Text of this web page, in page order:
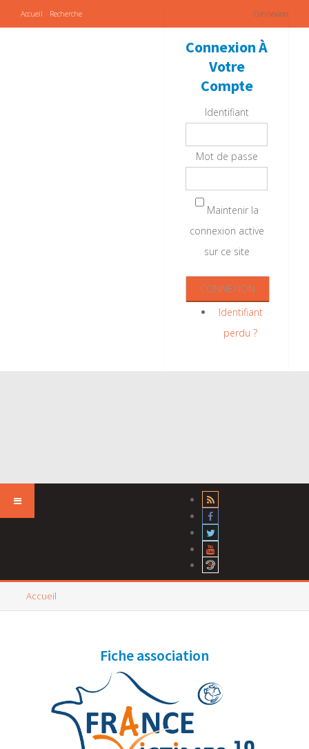
Accueil Recherche Connexion
Connexion À
Votre
Compte
Identifiant
Mot de passe
Maintenir la
connexion active
sur ce site
Identifiant
perdu ?
Accueil
Fiche association